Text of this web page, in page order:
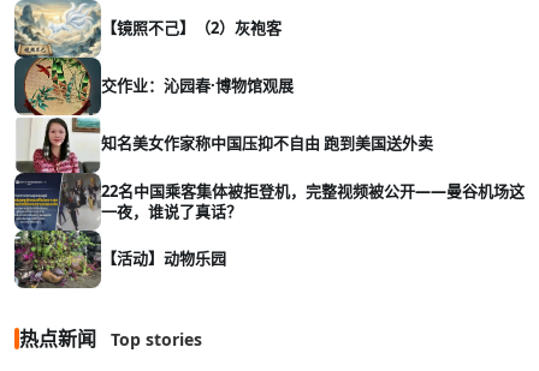
【镜照不己】（2）灰袍客
交作业：沁园春·博物馆观展
知名美女作家称中国压抑不自由 跑到美国送外卖
22名中国乘客集体被拒登机，完整视频被公开——曼谷机场这
一夜，谁说了真话？
【活动】动物乐园
热点新闻 Top stories